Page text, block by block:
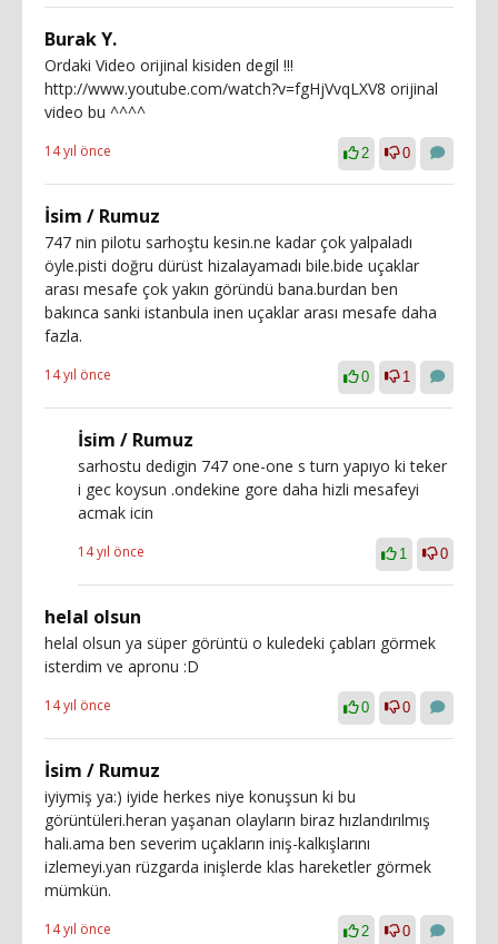
Burak Y.
Ordaki Video orijinal kisiden degil !!!
http://www.youtube.com/watch?v=fgHjVvqLXV8 orijinal
video bu ^^^^
14 yıl önce 2 0
İsim / Rumuz
747 nin pilotu sarhoştu kesin.ne kadar çok yalpaladı
öyle.pisti doğru dürüst hizalayamadı bile.bide uçaklar
arası mesafe çok yakın göründü bana.burdan ben
bakınca sanki istanbula inen uçaklar arası mesafe daha
fazla.
14 yıl önce 0 1
İsim / Rumuz
sarhostu dedigin 747 one-one s turn yapıyo ki teker
i gec koysun .ondekine gore daha hizli mesafeyi
acmak icin
14 yıl önce 1 0
helal olsun
helal olsun ya süper görüntü o kuledeki çabları görmek
isterdim ve apronu :D
14 yıl önce 0 0
İsim / Rumuz
iyiymiş ya:) iyide herkes niye konuşsun ki bu
görüntüleri.heran yaşanan olayların biraz hızlandırılmış
hali.ama ben severim uçakların iniş-kalkışlarını
izlemeyi.yan rüzgarda inişlerde klas hareketler görmek
mümkün.
14 yıl önce 2 0